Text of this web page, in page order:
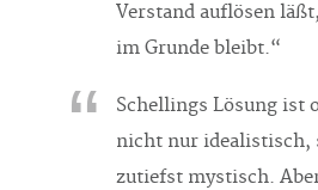
Verstand auflösen
im Grunde bleibt.“
Schellings Lösung ist
nicht nur idealistisch,
zutiefst mystisch.